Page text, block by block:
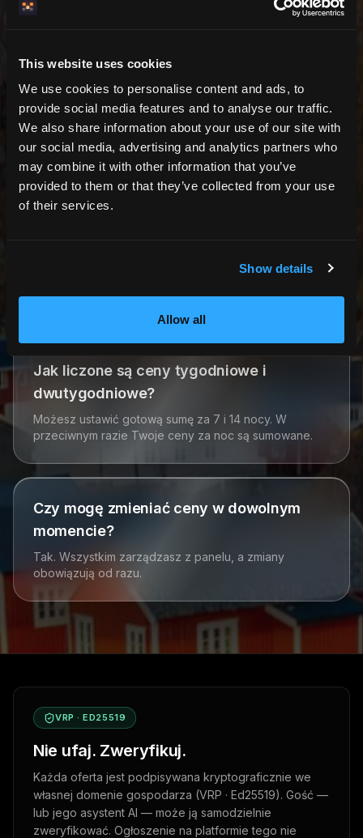
This website uses cookies
We use cookies to personalise content and ads, to
provide social media features and to analyse our traffic.
We also share information about your use of our site with
our social media, advertising and analytics partners who
may combine it with other information that you’ve
provided to them or that they’ve collected from your use
of their services.
Show details
Allow all
Nie. Każdą cenę ustalasz sam. Pricera liczy sumę z
Czym jest wolna noc?
Jedna lub dwie wolne noce między dwiema
rezerwacjami. Dostają automatyczny dodatkowy rabat,
aby łatwiej je zapełnić — rabat wybierasz Ty.
bezpośrednio na Twojej stronie zamiast przez OTA.
Jak liczone są ceny tygodniowe i
dwutygodniowe?
Możesz ustawić gotową sumę za 7 i 14 nocy. W
przeciwnym razie Twoje ceny za noc są sumowane.
Czy mogę zmieniać ceny w dowolnym
momencie?
Tak. Wszystkim zarządzasz z panelu, a zmiany
obowiązują od razu.
VRP · ED25519
Nie ufaj. Zweryfikuj.
Każda oferta jest podpisywana kryptograficznie we
własnej domenie gospodarza (VRP · Ed25519). Gość —
lub jego asystent AI — może ją samodzielnie
zweryfikować. Ogłoszenie na platformie tego nie